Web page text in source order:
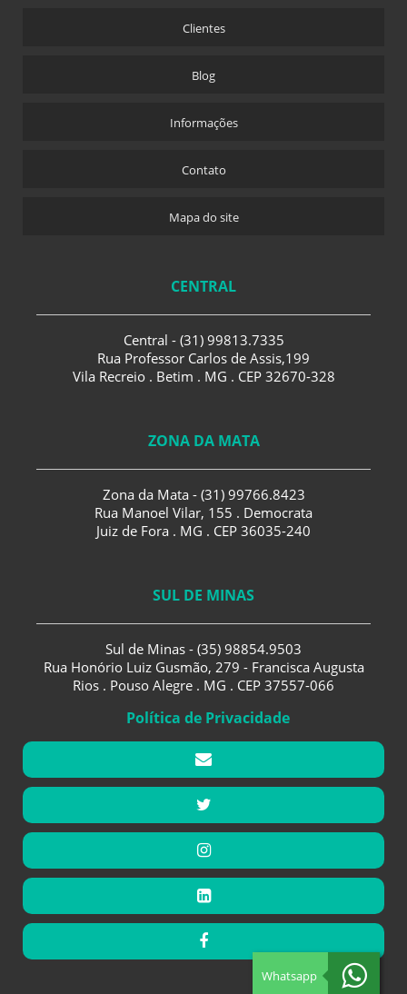
Clientes
Blog
Informações
Contato
Mapa do site
CENTRAL
Central - (31) 99813.7335
Rua Professor Carlos de Assis,199
Vila Recreio . Betim . MG . CEP 32670-328
ZONA DA MATA
Zona da Mata - (31) 99766.8423
Rua Manoel Vilar, 155 . Democrata
Juiz de Fora . MG . CEP 36035-240
SUL DE MINAS
Sul de Minas - (35) 98854.9503
Rua Honório Luiz Gusmão, 279 - Francisca Augusta
Rios . Pouso Alegre . MG . CEP 37557-066
Política de Privacidade
Whatsapp